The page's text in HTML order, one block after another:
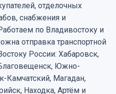
отделочных
снабжения и
по Владивостоку и
отправка транспортной
России: Хабаровск,
Южно-
Камчатский, Магадан,
Находка, Артём и